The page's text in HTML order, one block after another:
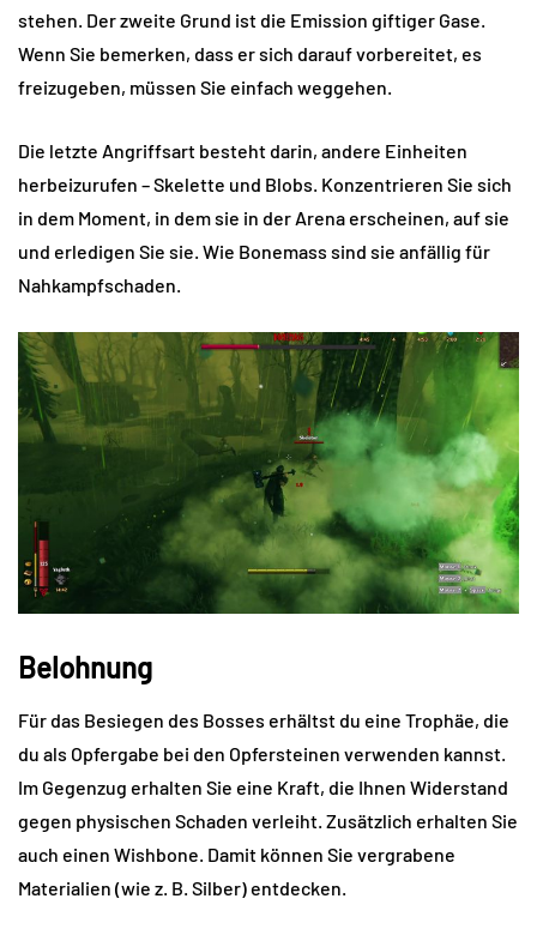
stehen. Der zweite Grund ist die Emission giftiger Gase.
Wenn Sie bemerken, dass er sich darauf vorbereitet, es
freizugeben, müssen Sie einfach weggehen.
Die letzte Angriffsart besteht darin, andere Einheiten
herbeizurufen – Skelette und Blobs. Konzentrieren Sie sich
in dem Moment, in dem sie in der Arena erscheinen, auf sie
und erledigen Sie sie. Wie Bonemass sind sie anfällig für
Nahkampfschaden.
Belohnung
Für das Besiegen des Bosses erhältst du eine Trophäe, die
du als Opfergabe bei den Opfersteinen verwenden kannst.
Im Gegenzug erhalten Sie eine Kraft, die Ihnen Widerstand
gegen physischen Schaden verleiht. Zusätzlich erhalten Sie
auch einen Wishbone. Damit können Sie vergrabene
Materialien (wie z. B. Silber) entdecken.